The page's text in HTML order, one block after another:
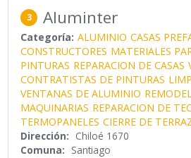
3 Aluminter
Categoría: ALUMINIO CASAS
CONSTRUCTORES MATERIALES
PINTURAS REPARACION DE CASAS
CONTRATISTAS DE PINTURAS
VENTANAS DE ALUMINIO
MAQUINARIAS REPARACION DE
TERMOPANELES CIERRE DE
Dirección: Chiloé 1670
Comuna: Santiago